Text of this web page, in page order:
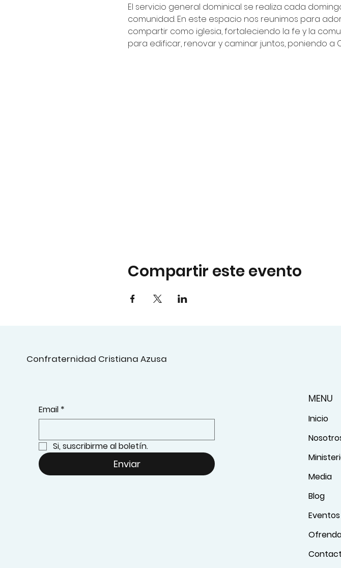
El servicio general dominical se realiza cada
comunidad. En este espacio nos reunimos para
compartir como iglesia, fortaleciendo la fe y la
para edificar, renovar y caminar juntos, poniendo
Compartir este evento
Confraternidad Cristiana Azusa
Email *
Si, suscribirme al boletín.
Enviar
MENU
Inicio
Media
Blog
Eventos